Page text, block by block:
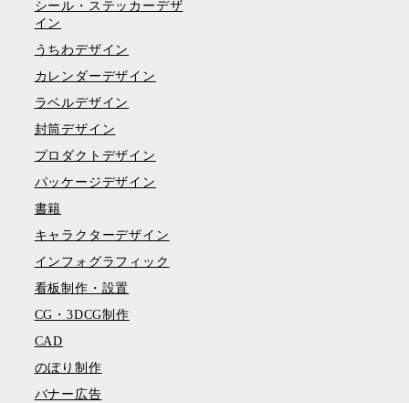
シール・ステッカーデザ
イン
うちわデザイン
カレンダーデザイン
ラベルデザイン
封筒デザイン
プロダクトデザイン
パッケージデザイン
書籍
キャラクターデザイン
インフォグラフィック
看板制作・設置
CG・3DCG制作
CAD
のぼり制作
バナー広告